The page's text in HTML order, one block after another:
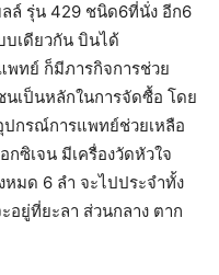
ลล์ รุ่น 429 ชนิด6ที่นั่ง อีก6
บเดียวกัน บินได้
พทย์ ก็มีภารกิจการช่วย
นเป็นหลักในการจัดซื้อ โดย
ปกรณ์การแพทย์ช่วยเหลือ
ซิเจน มีเครื่องวัดหัวใจ
หมด 6 ลำ จะไปประจำทั้ง
อยู่ที่ยะลา ส่วนกลาง ตาก